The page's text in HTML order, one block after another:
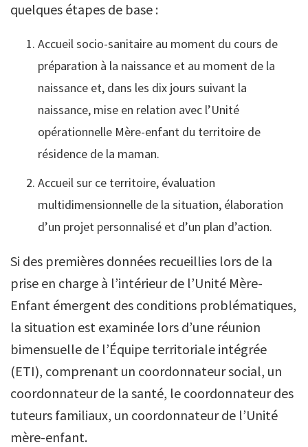
quelques étapes de base :
Accueil socio-sanitaire au moment du cours de
préparation à la naissance et au moment de la
naissance et, dans les dix jours suivant la
naissance, mise en relation avec l’Unité
opérationnelle Mère-enfant du territoire de
résidence de la maman.
Accueil sur ce territoire, évaluation
multidimensionnelle de la situation, élaboration
d’un projet personnalisé et d’un plan d’action.
Si des premières données recueillies lors de la
prise en charge à l’intérieur de l’Unité Mère-
Enfant émergent des conditions problématiques,
la situation est examinée lors d’une réunion
bimensuelle de l’Équipe territoriale intégrée
(ETI), comprenant un coordonnateur social, un
coordonnateur de la santé, le coordonnateur des
tuteurs familiaux, un coordonnateur de l’Unité
mère-enfant.